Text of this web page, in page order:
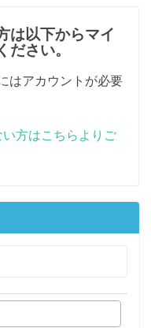
は以下からマイ
ださい。
はアカウントが必要
方はこちらよりご